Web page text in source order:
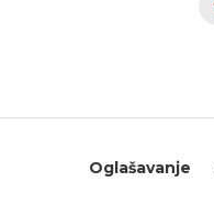
Oglašavanje